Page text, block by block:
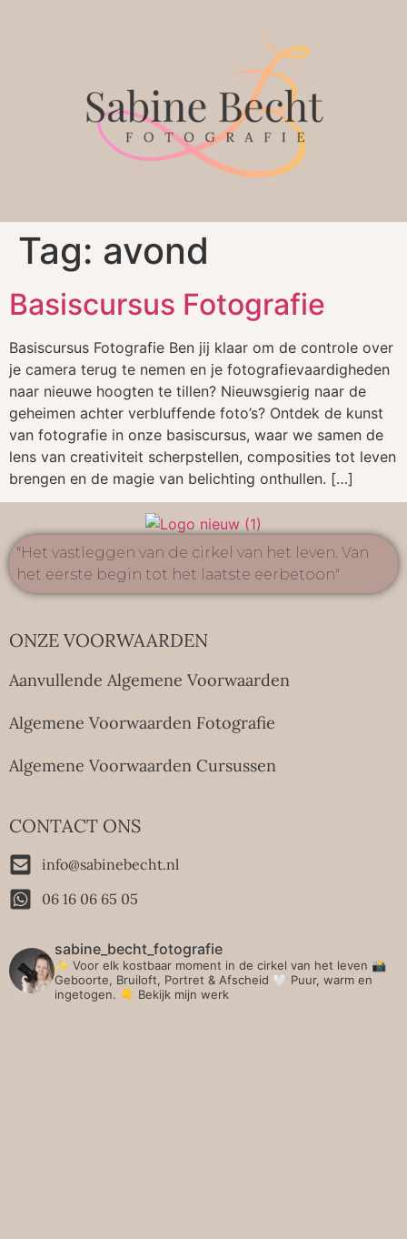
Tag: avond
Basiscursus Fotografie
Basiscursus Fotografie Ben jij klaar om de controle over
je camera terug te nemen en je fotografievaardigheden
naar nieuwe hoogten te tillen? Nieuwsgierig naar de
geheimen achter verbluffende foto’s? Ontdek de kunst
van fotografie in onze basiscursus, waar we samen de
lens van creativiteit scherpstellen, composities tot leven
brengen en de magie van belichting onthullen. […]
"Het vastleggen van de cirkel van het leven. Van
het eerste begin tot het laatste eerbetoon"
ONZE VOORWAARDEN
Aanvullende Algemene Voorwaarden
Algemene Voorwaarden Fotografie
Algemene Voorwaarden Cursussen
CONTACT ONS
info@sabinebecht.nl
06 16 06 65 05
sabine_becht_fotografie
✨ Voor elk kostbaar moment in de cirkel van het leven 📸
Geboorte, Bruiloft, Portret & Afscheid 🤍 Puur, warm en
ingetogen. 👇 Bekijk mijn werk